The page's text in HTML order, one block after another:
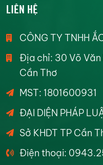
LIÊN HỆ
CÔNG TY TNHH
Địa chỉ: 30 Võ Văn
Cần Thơ
MST: 1801600931
ĐẠI DIỆN PHÁP
Sở KHDT TP Cần
Điện thoại: